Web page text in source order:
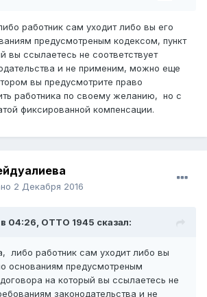
работник сам уходит либо вы его
предусмотреным кодексом, пункт
вы ссылаетесь не соответствует
и не применим, можно еще
вы предусмотрите право
работника по своему желанию, но с
фиксированной компенсации.
2 Декабря 2016
04:26, ОТТО 1945 сказал:
либо работник сам уходит либо вы
основаниям предусмотреным
на который вы ссылаетесь не
законодательства и не